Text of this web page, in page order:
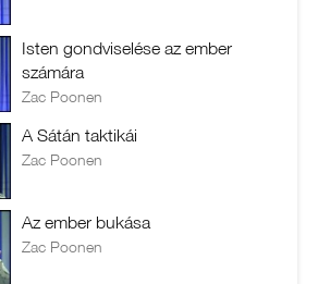
Isten gondviselése az ember
számára
Zac Poonen
A Sátán taktikái
Zac Poonen
Az ember bukása
Zac Poonen